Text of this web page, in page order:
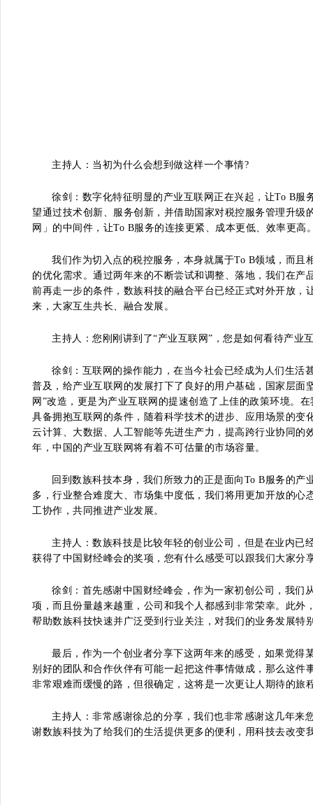
主持人：当初为什么会想到做这样一个事情?
徐剑：数字化特征明显的产业互联网正在兴起，让To B服
望通过技术创新、服务创新，并借助国家对税控服务管理升级
网」的中间件，让To B服务的连接更紧、成本更低、效率更高
我们作为切入点的税控服务，本身就属于To B领域，而且
的优化需求。通过两年来的不断尝试和调整、落地，我们在产
前再走一步的条件，数族科技的融合平台已经正式对外开放，
来，大家互生共长、融合发展。
主持人：您刚刚讲到了“产业互联网”，您是如何看待产业
徐剑：互联网的操作能力，在当今社会已经成为人们生活
普及，给产业互联网的发展打下了良好的用户基础，国家层面
网”改造，更是为产业互联网的提速创造了上佳的政策环境。
具备拥抱互联网的条件，随着科学技术的进步、应用场景的变
云计算、大数据、人工智能等先进生产力，提高跨行业协同的
年，中国的产业互联网将有着不可估量的市场容量。
回到数族科技本身，我们所致力的正是面向To B服务的产
多，行业整合难度大、市场集中度低，我们将用更加开放的心
工协作，共同推进产业发展。
主持人：数族科技是比较年轻的创业公司，但是在业内已
获得了中国财经峰会的奖项，您有什么感受可以跟我们大家分
徐剑：首先感谢中国财经峰会，作为一家初创公司，我们
项，而且份量越来越重，公司和我个人都感到非常荣幸。此外
帮助数族科技快速并广泛受到行业关注，对我们的业务发展特
最后，作为一个创业者分享下这两年来的感受，如果觉得
别好的团队和合作伙伴有可能一起把这件事情做成，那么这件
非常艰难而缓慢的路，但很确定，这将是一次更让人期待的旅
主持人：非常感谢徐总的分享，我们也非常感谢这几年来
谢数族科技为了给我们的生活提供更多的便利，用科技去改变